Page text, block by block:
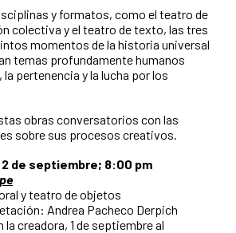
y formatos, como el teatro de
colectiva y el teatro de texto, las tres
momentos de la historia universal
temas profundamente humanos
pertenencia y la lucha por los
obras conversatorios con las
sobre sus procesos creativos.
2 de septiembre; 8:00 pm
y teatro de objetos
Andrea Pacheco Derpich
creadora, 1 de septiembre al